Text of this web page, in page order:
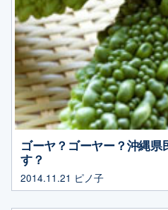
ゴーヤ？ゴーヤー？沖縄
す？
2014.11.21 ピノ子